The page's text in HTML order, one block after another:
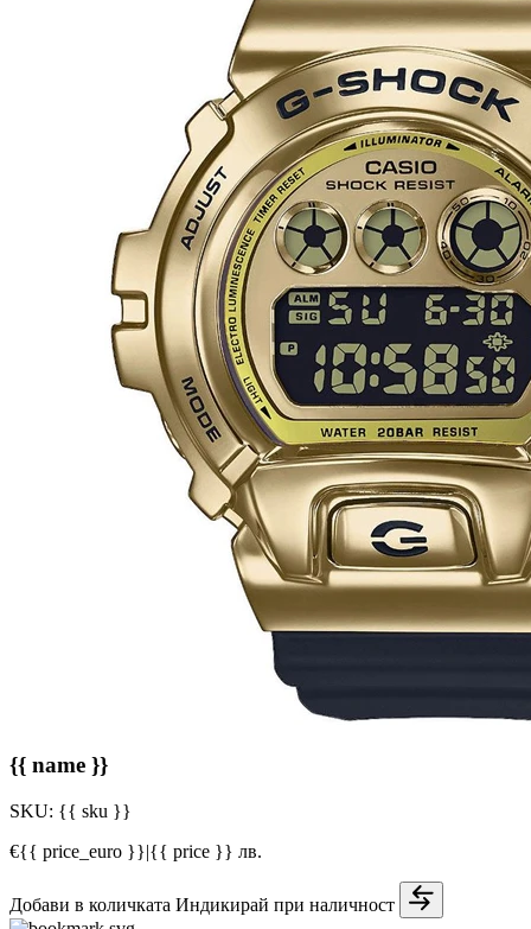
{{ name }}
SKU: {{ sku }}
€{{ price_euro }}|{{ price }} лв.
Добави в количката Индикирай при наличност